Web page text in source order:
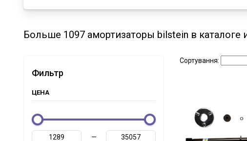
Больше 1097 амортизаторы bilstein в каталоге
Фильтр
ЦЕНА
—
Сортування: